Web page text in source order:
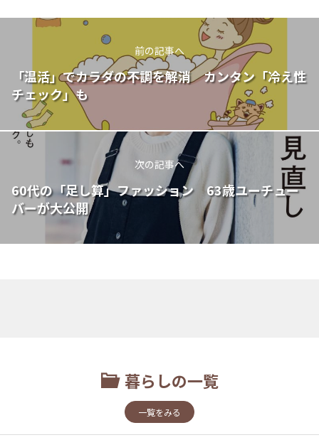
前の記事へ
「温活」でカラダの不調を解消 カンタン「冷え性
チェック」も
次の記事へ
60代の「足し算」ファッション 63歳ユーチュー
バーが大公開
暮らしの一覧
一覧をみる